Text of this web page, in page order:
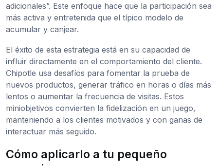
adicionales”. Este enfoque hace que la participación sea
más activa y entretenida que el típico modelo de
acumular y canjear.
El éxito de esta estrategia está en su capacidad de
influir directamente en el comportamiento del cliente.
Chipotle usa desafíos para fomentar la prueba de
nuevos productos, generar tráfico en horas o días más
lentos o aumentar la frecuencia de visitas. Estos
miniobjetivos convierten la fidelización en un juego,
manteniendo a los clientes motivados y con ganas de
interactuar más seguido.
Cómo aplicarlo a tu pequeño